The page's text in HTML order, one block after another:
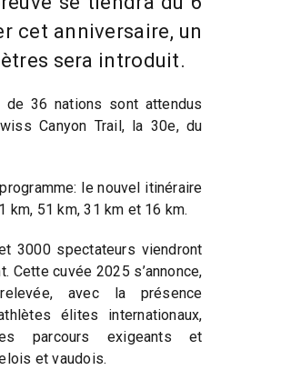
cet anniversaire, un
sera introduit.
36 nations sont attendus
Canyon Trail, la 30e, du
le nouvel itinéraire
km, 51 km, 31 km et 16 km.
3000 spectateurs viendront
Cette cuvée 2025 s’annonce,
avec la présence
élites internationaux,
parcours exigeants et
et vaudois.